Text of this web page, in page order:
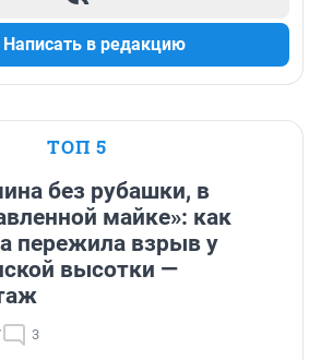
Написать в редакцию
ТОП 5
без рубашки, в
майке»: как
пережила взрыв у
высотки —
3